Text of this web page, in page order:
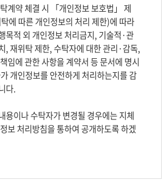
계약 체결 시 「개인정보 보호법」 제
에 따른 개인정보의 처리 제한)에 따라
목적 외 개인정보 처리금지, 기술적·관
, 재위탁 제한, 수탁자에 대한 관리·감독,
임에 관한 사항을 계약서 등 문서에 명시
개인정보를 안전하게 처리하는지를 감
다.
용이나 수탁자가 변경될 경우에는 지체
보 처리방침을 통하여 공개하도록 하겠